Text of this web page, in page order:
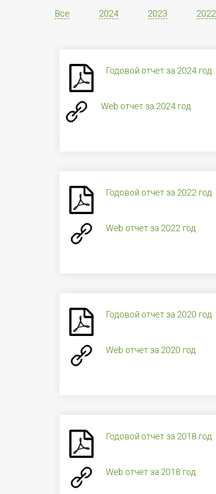
Все 2024 2023 2022
Годовой отчет за 2024 год
Web отчет за 2024 год
Годовой отчет за 2022 год
Web отчет за 2022 год
Годовой отчет за 2020 год
Web отчет за 2020 год
Годовой отчет за 2018 год
Web отчет за 2018 год